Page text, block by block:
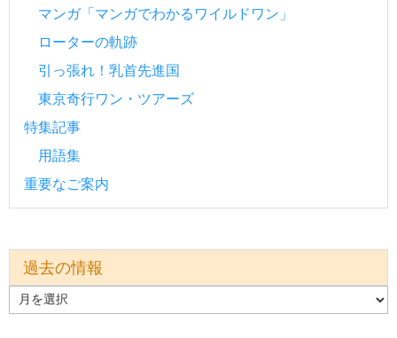
マンガ「マンガでわかるワイルドワン」
ローターの軌跡
引っ張れ！乳首先進国
東京奇行ワン・ツアーズ
特集記事
用語集
重要なご案内
過去の情報
去